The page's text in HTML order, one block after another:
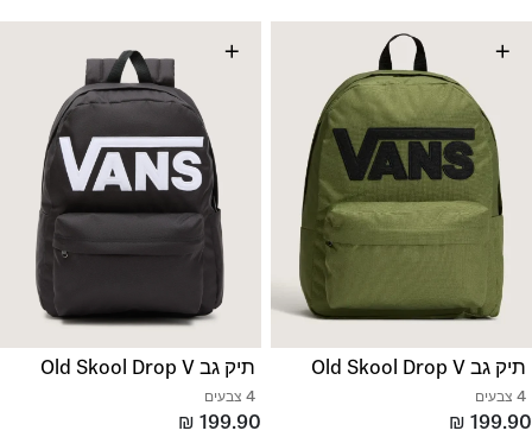
+
תיק גב Old Skool Drop V
4 צבעים
₪ 199.90
+
תיק גב Old Skool Drop V
4 צבעים
₪ 199.90